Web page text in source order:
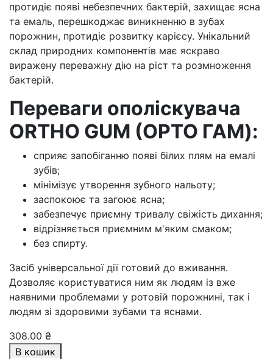
протидіє появі небезпечних бактерій, захищає ясна
та емаль, перешкоджає виникненню в зубах
порожнин, протидіє розвитку карієсу. Унікальний
склад природних компонентів має яскраво
виражену переважну дію на ріст та розмноження
бактерій.
Переваги ополіскувача
ORTHO GUM (ОРТО ГАМ):
сприяє запобіганню появі білих плям на емалі
зубів;
мінімізує утворення зубного нальоту;
заспокоює та загоює ясна;
забезпечує приємну тривалу свіжість дихання;
відрізняється приємним м'яким смаком;
без спирту.
Засіб універсальної дії готовий до вживання.
Дозволяє користуватися ним як людям із вже
наявними проблемами у ротовій порожнині, так і
людям зі здоровими зубами та яснами.
308.00 ₴
В кошик